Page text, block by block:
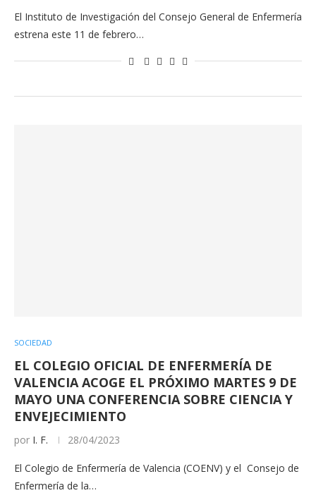
El Instituto de Investigación del Consejo General de Enfermería
estrena este 11 de febrero…
SOCIEDAD
EL COLEGIO OFICIAL DE ENFERMERÍA DE
VALENCIA ACOGE EL PRÓXIMO MARTES 9 DE
MAYO UNA CONFERENCIA SOBRE CIENCIA Y
ENVEJECIMIENTO
por I. F. 28/04/2023
El Colegio de Enfermería de Valencia (COENV) y el Consejo de
Enfermería de la…